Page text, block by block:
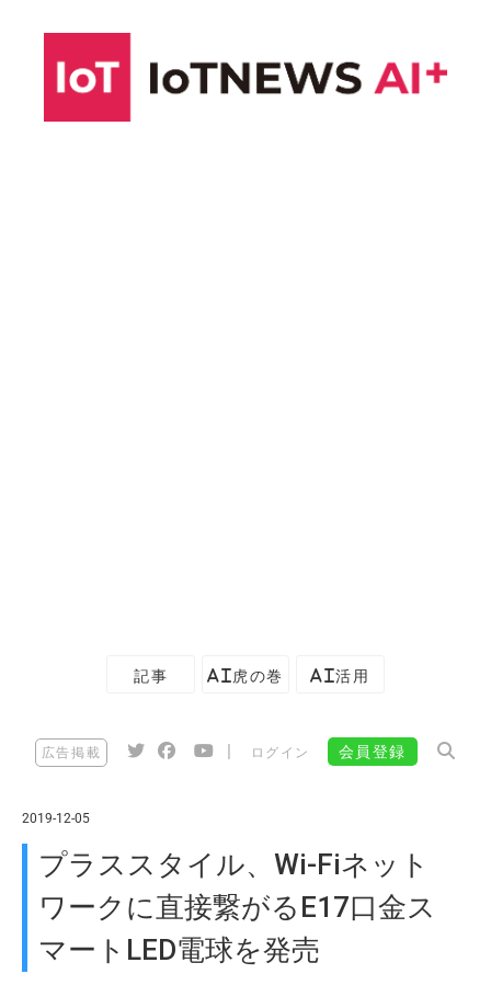
記事 AI虎の巻 AI活用
広告掲載 ログイン 会員登録
2019-12-05
プラススタイル、Wi-Fiネット
ワークに直接繋がるE17口金ス
マートLED電球を発売